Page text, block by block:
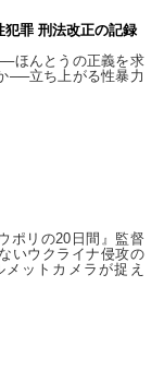
犯罪 刑法改正の記録
ほんとうの正義を求
──立ち上がる性暴力
ポリの20日間』監督
いウクライナ侵攻の
ットカメラが捉え